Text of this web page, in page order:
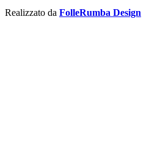
Realizzato da FolleRumba Design